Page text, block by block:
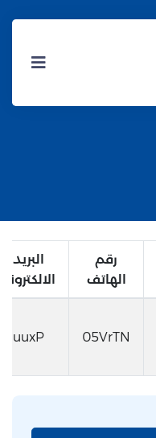
رقم
الهاتف
البريد
الالكتروني
05VrTN
uuxP